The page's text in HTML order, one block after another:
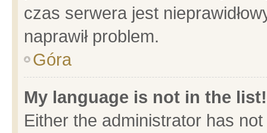
czas serwera jest
naprawił problem.
Góra
My language is not in the list!
Either the administrator has